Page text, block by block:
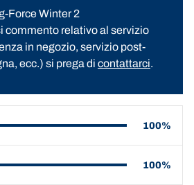
Force Winter 2
commento relativo al servizio
in negozio, servizio post-
ecc.) si prega di contattarci.
100%
100%